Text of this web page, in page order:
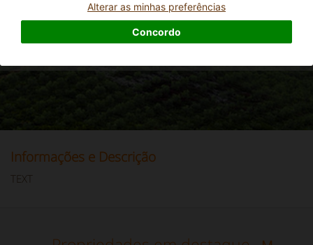
Alterar as minhas preferências
Concordo
0Crianças PESQUISAR
Informações e Descrição
TEXT